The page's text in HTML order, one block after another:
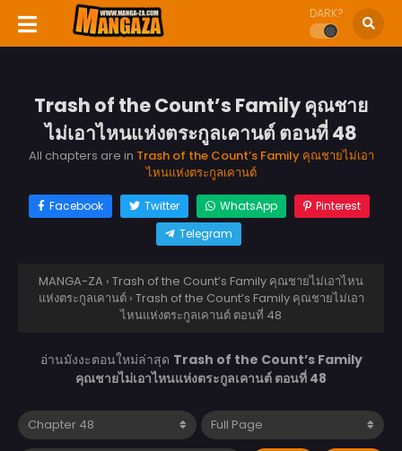
DARK?
Trash of the Count’s Family คุณชาย
ไม่เอาไหนแห่งตระกูลเคานต์ ตอนที่ 48
All chapters are in Trash of the Count’s Family คุณชายไม่เอา
ไหนแห่งตระกูลเคานต์
Facebook Twitter WhatsApp
Pinterest
Telegram
MANGA-ZA › Trash of the Count’s Family คุณชายไม่เอาไหน
แห่งตระกูลเคานต์ › Trash of the Count’s Family คุณชายไม่เอา
ไหนแห่งตระกูลเคานต์ ตอนที่ 48
อ่านมังงะตอนใหม่ล่าสุด Trash of the Count’s Family
คุณชายไม่เอาไหนแห่งตระกูลเคานต์ ตอนที่ 48